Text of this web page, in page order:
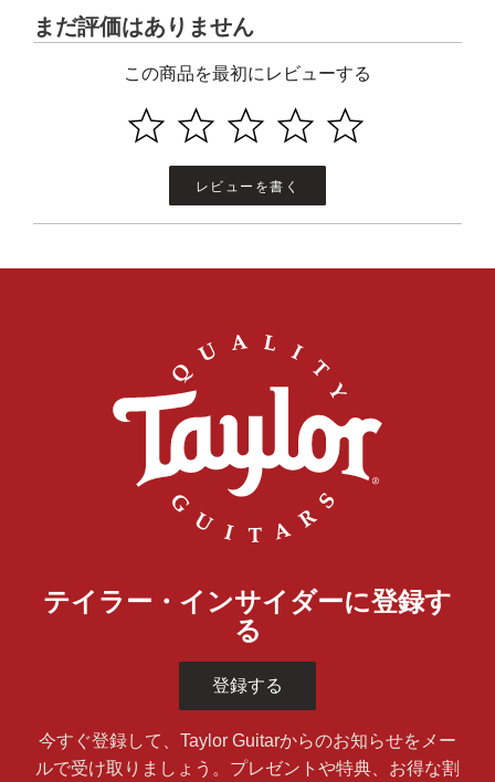
まだ評価はありません
この商品を最初にレビューする
レビューを書く
テイラー・インサイダーに登録す
る
登録する
今すぐ登録して、Taylor Guitarからのお知らせをメー
ルで受け取りましょう。プレゼントや特典、お得な割